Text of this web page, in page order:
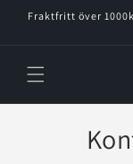
vidare
Fraktfritt över